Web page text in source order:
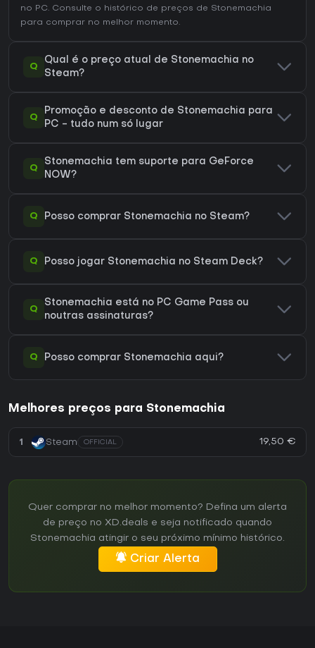
no PC. Consulte o histórico de preços de Stonemachia
para comprar no melhor momento.
Q
Qual é o preço atual de Stonemachia no
Steam?
Q
Promoção e desconto de Stonemachia para
PC - tudo num só lugar
Q
Stonemachia tem suporte para GeForce
NOW?
Q Posso comprar Stonemachia no Steam?
Q Posso jogar Stonemachia no Steam Deck?
Q
Stonemachia está no PC Game Pass ou
noutras assinaturas?
Q Posso comprar Stonemachia aqui?
Melhores preços para Stonemachia
1 Steam OFFICIAL 19,50 €
Quer comprar no melhor momento? Defina um alerta
de preço no XD.deals e seja notificado quando
Stonemachia atingir o seu próximo mínimo histórico.
Criar Alerta